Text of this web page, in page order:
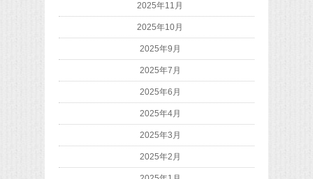
2025年11月
2025年10月
2025年9月
2025年7月
2025年6月
2025年4月
2025年3月
2025年2月